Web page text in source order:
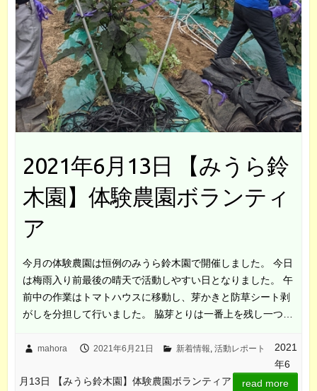
2021年6月13日 【みうら鈴
木園】体験農園ボランティ
ア
今月の体験農園は恒例のみうら鈴木園で開催しました。 今日
は梅雨入り前最後の晴天で活動しやすい日となりました。 午
前中の作業はトマトハウスに移動し、芽かきと防草シート剥
がしを分担して行いました。 脇芽とりは一番上を残し一つ…
mahora 2021年6月21日 新着情報, 活動レポート
2021
年6
月13日 【みうら鈴木園】体験農園ボランティア
read more